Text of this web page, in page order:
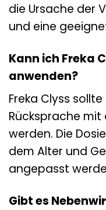
die Ursache der
und eine
Kann ich Freka
anwenden?
Freka Clyss
Rücksprache
werden. Die
dem Alter und
angepasst
Gibt es